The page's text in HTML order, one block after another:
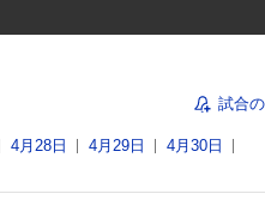
試合
4月28日 4月29日
4月30日